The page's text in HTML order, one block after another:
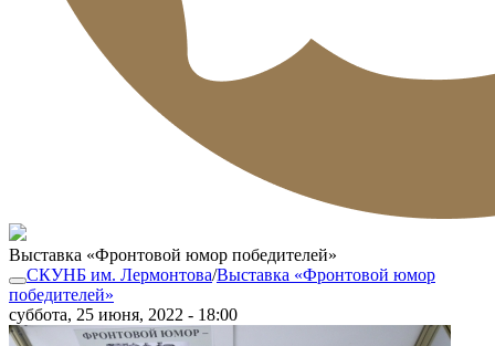
Выставка «Фронтовой юмор победителей»
СКУНБ им. Лермонтова/Выставка «Фронтовой юмор
победителей»
суббота, 25 июня, 2022 - 18:00